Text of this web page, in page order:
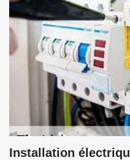
Installation